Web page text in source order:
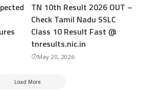
TN 10th Result 2026 OUT –
Check Tamil Nadu SSLC
Class 10 Result Fast @
tnresults.nic.in
May 20, 2026
Load More